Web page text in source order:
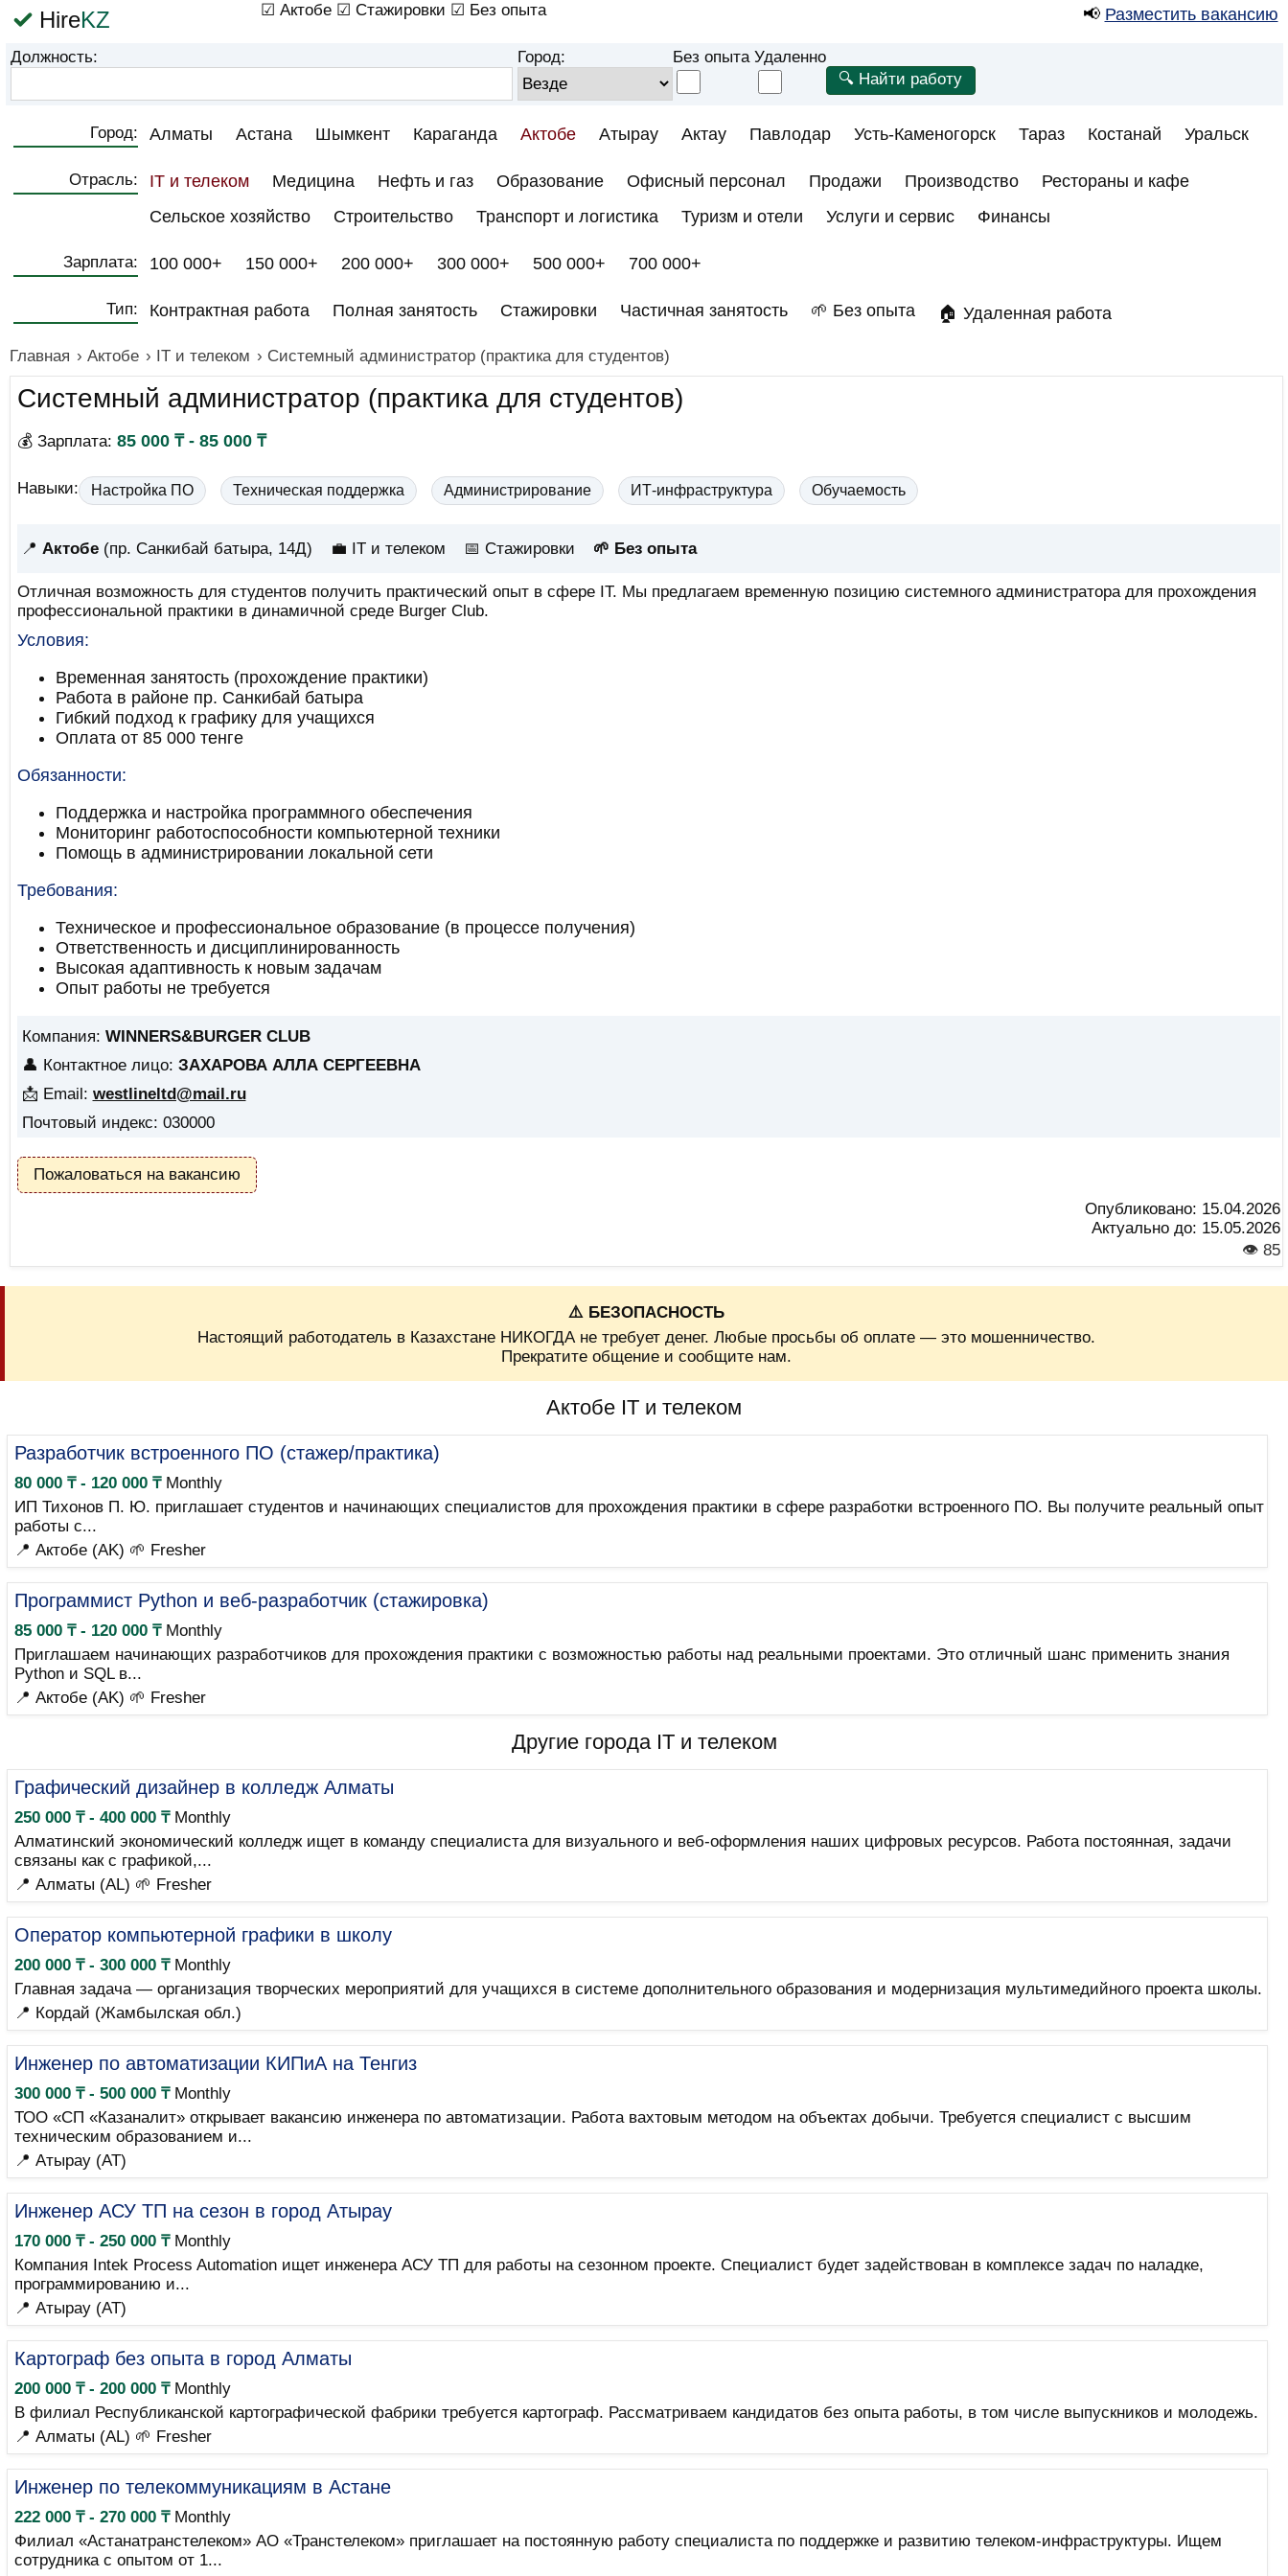
HireKZ ☑ Актобе ☑ Стажировки ☑ Без опыта 📢 Разместить вакансию
Должность: Город: Без опыта Удаленно
Город: Алматы Астана Шымкент Караганда Актобе Атырау Актау Павлодар Усть-Каменогорск Тараз Костанай Уральск
Отрасль: IT и телеком Медицина Нефть и газ Образование Офисный персонал Продажи Производство
Рестораны и кафе
Сельское хозяйство
Строительство Транспорт и логистика Туризм и отели Услуги и сервис Финансы
Зарплата: 100 000+ 150 000+ 200 000+ 300 000+ 500 000+ 700 000+
Тип: Контрактная работа Полная занятость Стажировки Частичная занятость 🌱 Без опыта 🏠 Удаленная работа
Главная › Актобе › IT и телеком › Системный администратор (практика для студентов)
Системный администратор (практика для студентов)
💰 Зарплата: 85 000 ₸ - 85 000 ₸
Навыки: Настройка ПО Техническая поддержка Администрирование ИТ-инфраструктура Обучаемость
📍 Актобе(пр. Санкибай батыра, 14Д) 💼 IT и телеком 📅 Стажировки 🌱 Без опыта
Отличная возможность для студентов получить практический опыт в сфере IT. Мы предлагаем временную позицию системного администратора для прохождения
профессиональной практики в динамичной среде Burger Club.
Условия:
Временная занятость (прохождение практики)
Работа в районе пр. Санкибай батыра
Гибкий подход к графику для учащихся
Оплата от 85 000 тенге
Обязанности:
Поддержка и настройка программного обеспечения
Мониторинг работоспособности компьютерной техники
Помощь в администрировании локальной сети
Требования:
Техническое и профессиональное образование (в процессе получения)
Ответственность и дисциплинированность
Высокая адаптивность к новым задачам
Опыт работы не требуется
Компания: WINNERS&BURGER CLUB
👤 Контактное лицо: ЗАХАРОВА АЛЛА СЕРГЕЕВНА
📩 Email: westlineltd@mail.ru
Почтовый индекс: 030000
Пожаловаться на вакансию
Опубликовано: 15.04.2026
Актуально до: 15.05.2026
👁 85
⚠️ БЕЗОПАСНОСТЬ
Настоящий работодатель в Казахстане НИКОГДА не требует денег. Любые просьбы об оплате — это мошенничество.
Прекратите общение и сообщите нам.
Актобе IT и телеком
Разработчик встроенного ПО (стажер/практика)
80 000 ₸ - 120 000 ₸Monthly
ИП Тихонов П. Ю. приглашает студентов и начинающих специалистов для прохождения практики в сфере разработки встроенного ПО. Вы получите реальный опыт
работы с...
📍 Актобе (AK) 🌱 Fresher
Программист Python и веб-разработчик (стажировка)
85 000 ₸ - 120 000 ₸Monthly
Приглашаем начинающих разработчиков для прохождения практики с возможностью работы над реальными проектами. Это отличный шанс применить знания
Python и SQL в...
📍 Актобе (AK) 🌱 Fresher
Другие города IT и телеком
Графический дизайнер в колледж Алматы
250 000 ₸ - 400 000 ₸Monthly
Алматинский экономический колледж ищет в команду специалиста для визуального и веб-оформления наших цифровых ресурсов. Работа постоянная, задачи
связаны как с графикой,...
📍 Алматы (AL) 🌱 Fresher
Оператор компьютерной графики в школу
200 000 ₸ - 300 000 ₸Monthly
Главная задача — организация творческих мероприятий для учащихся в системе дополнительного образования и модернизация мультимедийного проекта школы.
📍 Кордай (Жамбылская обл.)
Инженер по автоматизации КИПиА на Тенгиз
300 000 ₸ - 500 000 ₸Monthly
ТОО «СП «Казаналит» открывает вакансию инженера по автоматизации. Работа вахтовым методом на объектах добычи. Требуется специалист с высшим
техническим образованием и...
📍 Атырау (AT)
Инженер АСУ ТП на сезон в город Атырау
170 000 ₸ - 250 000 ₸Monthly
Компания Intek Process Automation ищет инженера АСУ ТП для работы на сезонном проекте. Специалист будет задействован в комплексе задач по наладке,
программированию и...
📍 Атырау (AT)
Картограф без опыта в город Алматы
200 000 ₸ - 200 000 ₸Monthly
В филиал Республиканской картографической фабрики требуется картограф. Рассматриваем кандидатов без опыта работы, в том числе выпускников и молодежь.
📍 Алматы (AL) 🌱 Fresher
Инженер по телекоммуникациям в Астане
222 000 ₸ - 270 000 ₸Monthly
Филиал «Астанатранстелеком» АО «Транстелеком» приглашает на постоянную работу специалиста по поддержке и развитию телеком-инфраструктуры. Ищем
сотрудника с опытом от 1...